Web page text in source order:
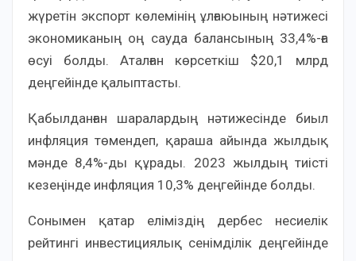
жүретін экспорт көлемінің ұлғаюының нәтижесі
экономиканың оң сауда балансының 33,4%-ға
өсуі болды. Аталған көрсеткіш $20,1 млрд
деңгейінде қалыптасты.
Қабылданған шаралардың нәтижесінде биыл
инфляция төмендеп, қараша айында жылдық
мәнде 8,4%-ды құрады. 2023 жылдың тиісті
кезеңінде инфляция 10,3% деңгейінде болды.
Сонымен қатар еліміздің дербес несиелік
рейтингі инвестициялық сенімділік деңгейінде